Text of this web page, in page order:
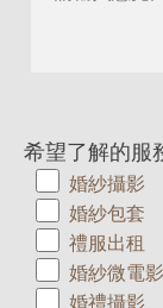
希望了解的服
婚紗攝影
婚紗包套
禮服出租
婚紗微電影
婚禮攝影